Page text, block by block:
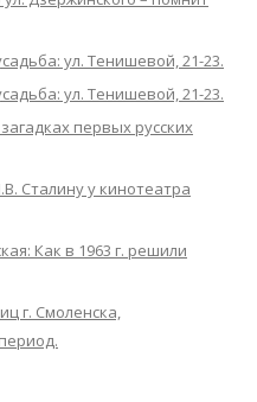
ул. Тенишевой, 21-23.
ул. Тенишевой, 21-23.
первых русских
Сталину у кинотеатра
Как в 1963 г. решили
г. Смоленска,